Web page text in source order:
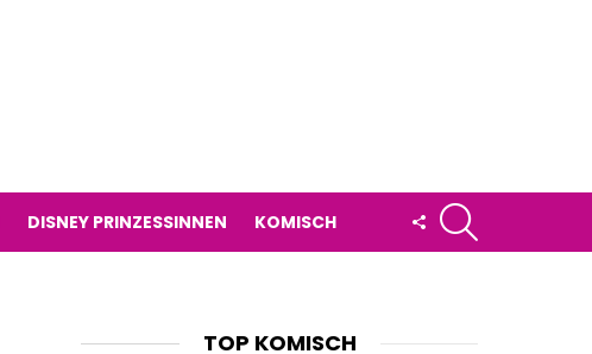
DISNEY PRINZESSINNEN KOMISCH
FOLLOW
US
TOP KOMISCH